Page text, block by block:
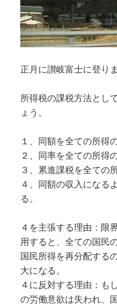
正月に讃岐富士に登りま
所得税の課税方法とし
ょう。
１、同額を全ての所得
２、同率を全ての所得
３、累進課税を全ての
４、同額の収入になる
る。
４を主張する理由：限
用すると、全ての国民
国民所得を再分配する
大になる。
４に反対する理由：も
の労働意欲は失われ、